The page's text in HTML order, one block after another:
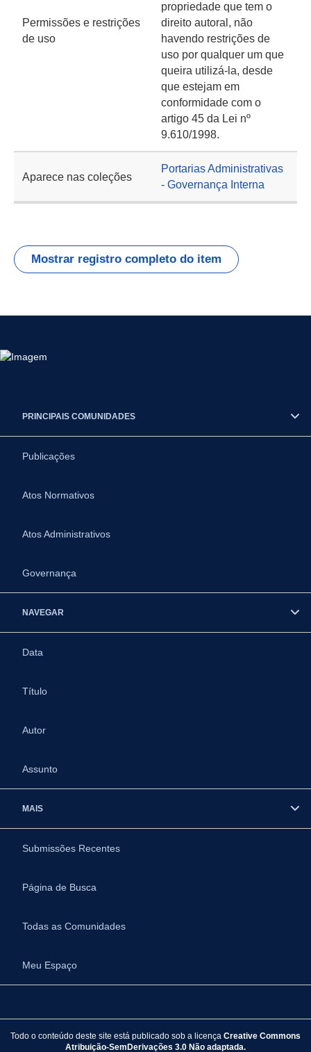
Permissões e restrições
de uso
propriedade que tem o
direito autoral, não
havendo restrições de
uso por qualquer um que
queira utilizá-la, desde
que estejam em
conformidade com o
artigo 45 da Lei nº
9.610/1998.
Aparece nas coleções
Portarias Administrativas
- Governança Interna
Mostrar registro completo do item
PRINCIPAIS COMUNIDADES
Publicações
Atos Normativos
Atos Administrativos
Governança
NAVEGAR
Data
Título
Autor
Assunto
MAIS
Submissões Recentes
Página de Busca
Todas as Comunidades
Meu Espaço
Todo o conteúdo deste site está publicado sob a licença Creative Commons
Atribuição-SemDerivações 3.0 Não adaptada.